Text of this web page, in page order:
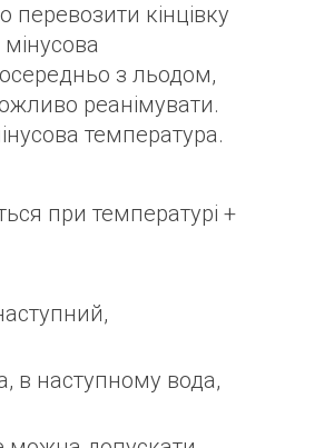
перевозити кінцівку
з льодом,
реанімувати.
температура.
при температурі +
в наступному вода,